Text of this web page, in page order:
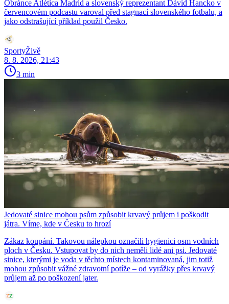
Obránce Atlética Madrid a slovenský reprezentant Dávid Hancko v
červencovém podcastu varoval před stagnací slovenského fotbalu, a
jako odstrašující příklad použil Česko.
SportyŽivě
8. 8. 2026, 21:43
3 min
Jedovaté sinice mohou psům způsobit krvavý průjem i poškodit
játra. Víme, kde v Česku to hrozí
Zákaz koupání. Takovou nálepkou označili hygienici osm vodních
ploch v Česku. Vstupovat by do nich neměli lidé ani psi. Jedovaté
sinice, kterými je voda v těchto místech kontaminovaná, jim totiž
mohou způsobit vážné zdravotní potíže – od vyrážky přes krvavý
průjem až po poškození jater.